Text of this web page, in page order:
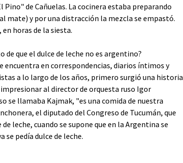
de Cañuelas. La cocinera estaba preparando
mate) y por una distracción la mezcla se empastó.
horas de la siesta.
que el dulce de leche no es argentino?
en correspondencias, diarios íntimos y
a lo largo de los años, primero surgió una historia
al director de orquesta ruso Igor
se llamaba Kajmak, "es una comida de nuestra
el diputado del Congreso de Tucumán, que
leche, cuando se supone que en la Argentina se
se pedía dulce de leche.